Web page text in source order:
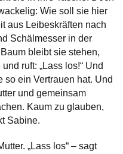
Wie soll sie hier
aus Leibeskräften nach
Schälmesser in der
bleibt sie stehen,
ruft: „Lass los!“ Und
ein Vertrauen hat. Und
und gemeinsam
Kaum zu glauben,
Sabine.
„Lass los“ – sagt